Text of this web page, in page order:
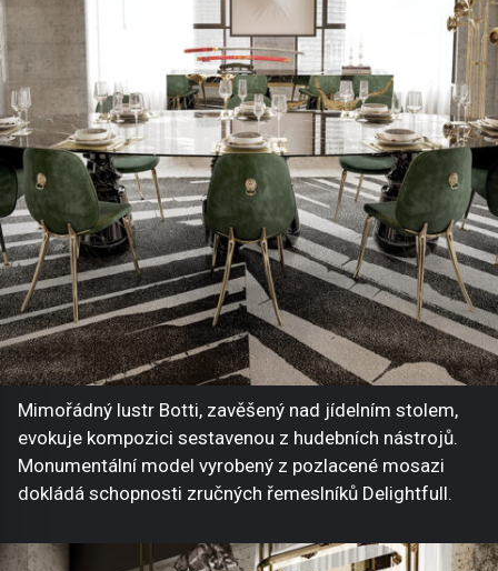
Mimořádný lustr Botti, zavěšený nad jídelním stolem,
evokuje kompozici sestavenou z hudebních nástrojů.
Monumentální model vyrobený z pozlacené mosazi
dokládá schopnosti zručných řemeslníků Delightfull.